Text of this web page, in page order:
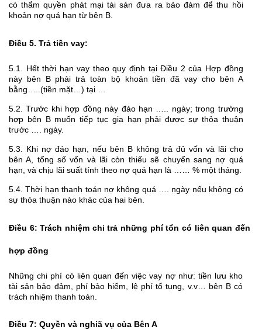
có thẩm quyền phát mại tài sản đưa ra bảo đảm để thu hồi
khoản nợ quá hạn từ bên B.
Điều 5. Trả tiền vay:
5.1. Hết thời hạn vay theo quy định tại Điều 2 của Hợp đồng
này bên B phải trả toàn bộ khoản tiền đã vay cho bên A
bằng…..(tiền mặt…) tại …
5.2. Trước khi hợp đồng này đáo hạn ….. ngày; trong trường
hợp bên B muốn tiếp tục gia hạn phải được sự thỏa thuận
trước …. ngày.
5.3. Khi nợ đáo hạn, nếu bên B không trả đủ vốn và lãi cho
bên A, tổng số vốn và lãi còn thiếu sẽ chuyển sang nợ quá
hạn, và chịu lãi suất tính theo nợ quá hạn là …… % một tháng.
5.4. Thời hạn thanh toán nợ không quá …. ngày nếu không có
sự thỏa thuận nào khác của hai bên.
Điều 6: Trách nhiệm chi trả những phí tổn có liên quan đến
hợp đồng
Những chi phí có liên quan đến việc vay nợ như: tiền lưu kho
tài sản bảo đảm, phí bảo hiểm, lệ phí tố tụng, v.v… bên B có
trách nhiệm thanh toán.
Điều 7: Quyền và nghiã vụ của Bên A